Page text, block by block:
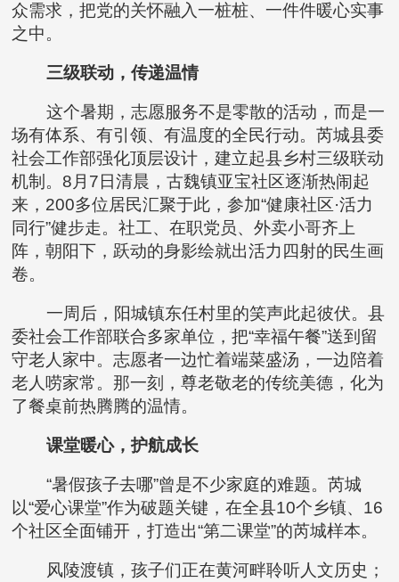
众需求，把党的关怀融入一桩桩、一件件暖心实事
之中。
三级联动，传递温情
这个暑期，志愿服务不是零散的活动，而是一
场有体系、有引领、有温度的全民行动。芮城县委
社会工作部强化顶层设计，建立起县乡村三级联动
机制。8月7日清晨，古魏镇亚宝社区逐渐热闹起
来，200多位居民汇聚于此，参加“健康社区·活力
同行”健步走。社工、在职党员、外卖小哥齐上
阵，朝阳下，跃动的身影绘就出活力四射的民生画
卷。
一周后，阳城镇东任村里的笑声此起彼伏。县
委社会工作部联合多家单位，把“幸福午餐”送到留
守老人家中。志愿者一边忙着端菜盛汤，一边陪着
老人唠家常。那一刻，尊老敬老的传统美德，化为
了餐桌前热腾腾的温情。
课堂暖心，护航成长
“暑假孩子去哪”曾是不少家庭的难题。芮城
以“爱心课堂”作为破题关键，在全县10个乡镇、16
个社区全面铺开，打造出“第二课堂”的芮城样本。
风陵渡镇，孩子们正在黄河畔聆听人文历史；